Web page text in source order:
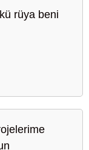
rüya beni